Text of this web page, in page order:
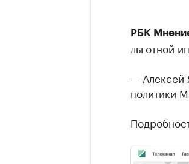
РБК
льготной
— Алексей
политики